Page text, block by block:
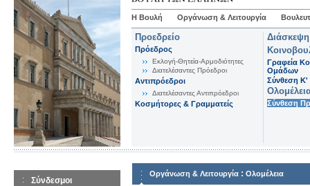
Η Βουλή Οργάνωση & Λειτουργία
Προεδρείο
Πρόεδρος
Εκλογή-Θητεία-Αρμοδιότητες
Διατελέσαντες Πρόεδροι
Αντιπρόεδροι
Διατελέσαντες Αντιπρόεδροι
Κοσμήτορες & Γραμματείς
Γραφεία
Ομάδων
Σύνθεση K'
Σύνθεση
Σύνδεσμοι
Οργάνωση & Λειτουργία : Ολομέλεια